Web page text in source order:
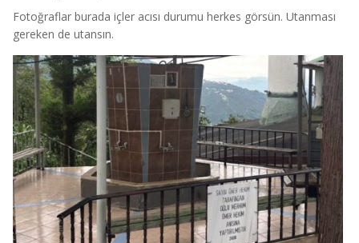
Fotoğraflar burada içler acısı durumu herkes görsün. Utanması
gereken de utansın.